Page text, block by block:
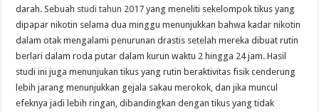
darah. Sebuah studi tahun 2017 yang meneliti sekelompok tikus yang
dipapar nikotin selama dua minggu menunjukkan bahwa kadar nikotin
dalam otak mengalami penurunan drastis setelah mereka dibuat rutin
berlari dalam roda putar dalam kurun waktu 2 hingga 24 jam. Hasil
studi ini juga menunjukan tikus yang rutin beraktivitas fisik cenderung
lebih jarang menunjukkan gejala sakau merokok, dan jika muncul
efeknya jadi lebih ringan, dibandingkan dengan tikus yang tidak